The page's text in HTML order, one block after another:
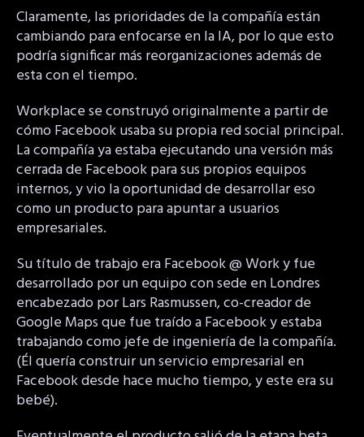
Claramente, las prioridades de la compañía están
cambiando para enfocarse en la IA, por lo que esto
podría significar más reorganizaciones además de
esta con el tiempo.
Workplace se construyó originalmente a partir de
cómo Facebook usaba su propia red social principal.
La compañía ya estaba ejecutando una versión más
cerrada de Facebook para sus propios equipos
internos, y vio la oportunidad de desarrollar eso
como un producto para apuntar a usuarios
empresariales.
Su título de trabajo era Facebook @ Work y fue
desarrollado por un equipo con sede en Londres
encabezado por Lars Rasmussen, co-creador de
Google Maps que fue traído a Facebook y estaba
trabajando como jefe de ingeniería de la compañía.
(Él quería construir un servicio empresarial en
Facebook desde hace mucho tiempo, y este era su
bebé).